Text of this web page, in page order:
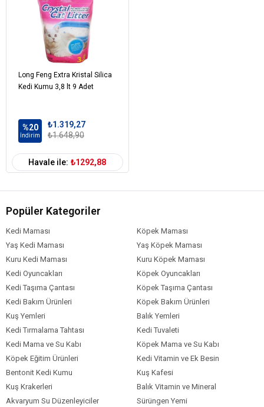
Long Feng Extra Kristal Silica
Kedi Kumu 3,8 lt 9 Adet
%20
İndirim
₺1.319,27
₺1.648,90
Havale ile: ₺1292,88
Popüler Kategoriler
Kedi Maması
Köpek Maması
Yaş Kedi Maması
Yaş Köpek Maması
Kuru Kedi Maması
Kuru Köpek Maması
Kedi Oyuncakları
Köpek Oyuncakları
Kedi Taşıma Çantası
Köpek Taşıma Çantası
Kedi Bakım Ürünleri
Köpek Bakım Ürünleri
Kuş Yemleri
Balık Yemleri
Kedi Tırmalama Tahtası
Kedi Tuvaleti
Kedi Mama ve Su Kabı
Köpek Mama ve Su Kabı
Köpek Eğitim Ürünleri
Kedi Vitamin ve Ek Besin
Bentonit Kedi Kumu
Kuş Kafesi
Kuş Krakerleri
Balık Vitamin ve Mineral
Akvaryum Su Düzenleyiciler
Sürüngen Yemi